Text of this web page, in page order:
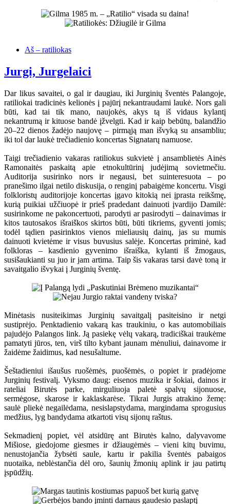
Aš – ratiliokas
Jurgi, Jurgelaici
Dar likus savaitei, o gal ir daugiau, iki Jurginių šventės Palangoje,
ratiliokai tradicinės kelionės į pajūrį nekantraudami laukė. Nors gali
būti, kad tai tik mano, naujokės, akys tą iš vidaus kylantį
nekantrumą ir kituose bandė įžvelgti. Kad ir kaip bebūtų, balandžio
20–22 dienos žadėjo naujovę – pirmąją man išvyką su ansambliu;
iki tol dar laukė trečiadienio koncertas Signatarų namuose.
Taigi trečiadienio vakaras ratiliokus sukvietė į ansamblietės Ainės
Ramonaitės paskaitą apie etnokultūrinį judėjimą sovietmečiu.
Auditorija susirinko nors ir negausi, bet suinteresuota – po
pranešimo ilgai netilo diskusija, o renginį pabaigėme koncertu. Visgi
folkloristų auditorijoje koncertas įgavo kitokią nei įprasta reikšmę,
kurią puikiai užčiuopė ir prieš pradedant dainuoti įvardijo Damilė:
susirinkome ne pakoncertuoti, parodyti ar pasirodyti – dainavimas ir
kitos tautosakos išraiškos skirtos būti, būti tikriems, gyventi jomis;
todėl tądien pasirinktos vienos mieliausių dainų, jas su mumis
dainuoti kvietėme ir visus buvusius salėje. Koncertas priminė, kad
folkloras – kasdienio gyvenimo išraiška, kylanti iš žmogaus,
susišaukianti su juo ir jam artima. Taip šis vakaras tarsi davė toną ir
savaitgalio išvykai į Jurginių šventę.
Minėtasis nusiteikimas Jurginių savaitgalį pasiteisino ir netgi
sustiprėjo. Penktadienio vakarą kas traukiniu, o kas automobiliais
pajudėjo Palangos link. Ją pasiekę vėlų vakarą, tradiciškai traukėme
pamatyti jūros, ten, virš tilto kybant jaunam mėnuliui, dainavome ir
žaidėme žaidimus, kad nesušaltume.
Šeštadieniui išaušus ruošėmės, puošėmės, o popiet ir pradėjome
Jurginių festivalį. Vyksmo daug: eisenos muzika ir šokiai, dainos ir
rateliai Birutės parke, mirguliuoja paletė spalvų sijonuose,
sermėgose, skarose ir kaklaskarėse. Tikrai Jurgis atrakino žemę:
saulė pliekė negailėdama, nesislapstydama, margindama sprogusius
medžius, lyg bandydama atkartoti visų sijonų raštus.
Sekmadienį popiet, vėl atsidūrę ant Birutės kalno, dalyvavome
Mišiose, giedojome giesmes ir džiaugėmės – vieni kitų buvimu,
nenustojančia žybsėti saule, kartu ir pakilia šventės pabaigos
nuotaika, neblėstančia dėl oro, šaunių žmonių aplink ir jau patirtų
įspūdžių.